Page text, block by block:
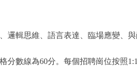
輯思維、語言表達、臨場應變、與
數線為60分。每個招聘崗位按照